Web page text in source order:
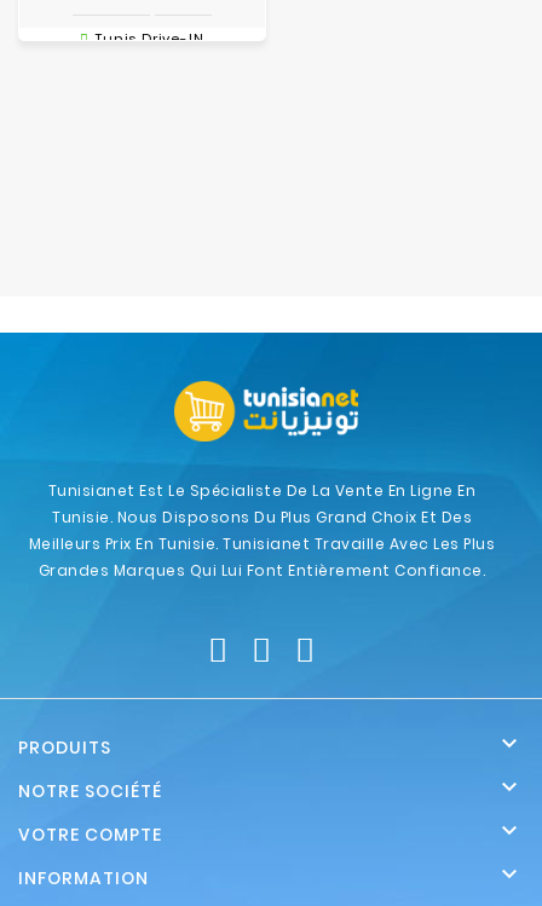
Tunis Drive-IN
Tunisianet Est Le Spécialiste De La Vente En Ligne En
Tunisie. Nous Disposons Du Plus Grand Choix Et Des
Meilleurs Prix En Tunisie. Tunisianet Travaille Avec Les Plus
Grandes Marques Qui Lui Font Entièrement Confiance.
PRODUITS 
NOTRE SOCIÉTÉ 
VOTRE COMPTE 
INFORMATION 